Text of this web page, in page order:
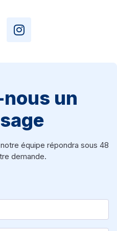
un
équipe répondra sous 48
demande.